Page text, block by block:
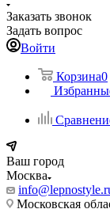
Заказать звонок
Задать вопрос
Войти
Корзина0
Ваш город
Москва
Московская